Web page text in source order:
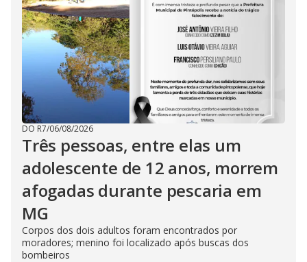
DO R7/06/08/2026
Três pessoas, entre elas um
adolescente de 12 anos, morrem
afogadas durante pescaria em
MG
Corpos dos dois adultos foram encontrados por
moradores; menino foi localizado após buscas dos
bombeiros